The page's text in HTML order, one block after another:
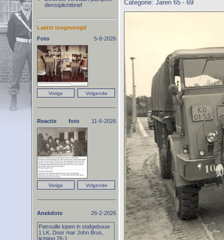
Categorie: Jaren 65 - 69
dienstplichtbrief
Laatst toegevoegd
Foto
5-8-2026
Reactie foto 11-6-2026
Anekdote 26-2-2026
Patrouille lopen in stafgebouw
1 LK. Door mar John Brus,
lichting 76-1